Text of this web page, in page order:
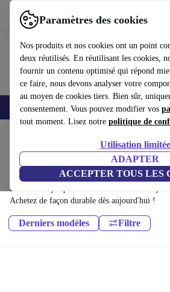
Paramètres des cookies
Nos produits et nos cookies ont un point
deux réutilisés. En réutilisant les cookies,
fournir un contenu optimisé qui répond
ce faire, nous devons analyser votre
au moyen de cookies tiers. Bien sûr,
consentement. Vous pouvez modifier vos
tout moment. Lisez notre politique de
Utilisation limitée
ADAPTER
ACCEPTER TOUS LES
Utilisez refurbed rapidement et facilement
Smartphones Laptops Tablettes Montres
Téléphones Microsoft:
Téléphones Microsoft certifiés reconditionnés
économisez jusqu'à 40 %. Retours sous 30
Achetez de façon durable dès aujourd'hui !
Derniers modèles Filtre